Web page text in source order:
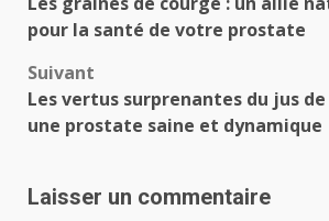
d’article
pour la santé de votre prostate
Suivant
Les vertus surprenantes du jus
une prostate saine et dynamique
Laisser un commentaire